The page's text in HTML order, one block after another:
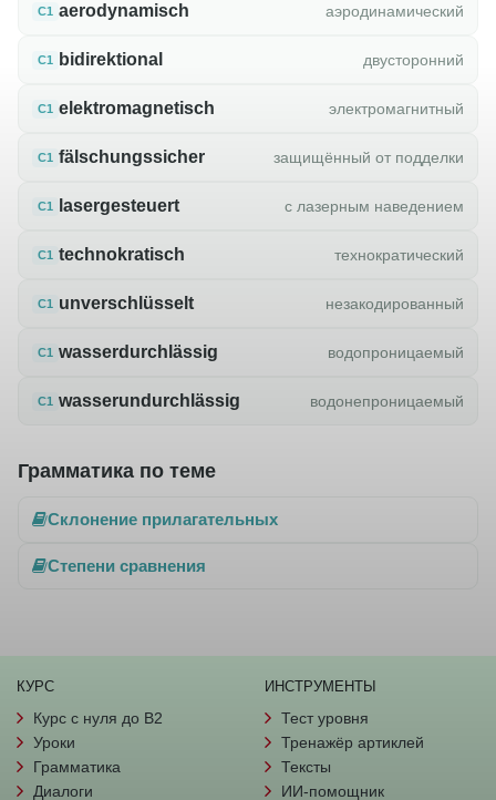
C1 aerodynamisch аэродинамический
C1 bidirektional двусторонний
C1 elektromagnetisch электромагнитный
C1 fälschungssicher защищённый от подделки
C1 lasergesteuert с лазерным наведением
C1 technokratisch технократический
C1 unverschlüsselt незакодированный
C1 wasserdurchlässig водопроницаемый
C1 wasserundurchlässig водонепроницаемый
Грамматика по теме
Склонение прилагательных
Степени сравнения
КУРС
Курс с нуля до B2
Уроки
Грамматика
Диалоги
ИНСТРУМЕНТЫ
Тест уровня
Тренажёр артиклей
Тексты
ИИ-помощник